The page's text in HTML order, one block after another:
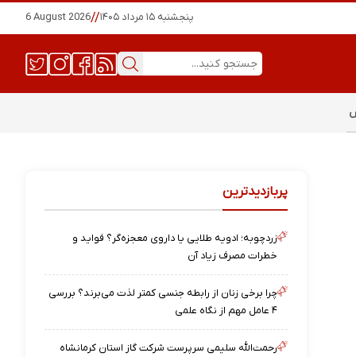
پنجشنبه ۱۵ مرداد ۱۴۰۵ //
6 August 2026
پربازدیدترین
زردچوبه؛ ادویه طلایی یا داروی معجزه‌گر؟ فواید و
خطرات مصرف زیاد آن
چرا برخی زنان از رابطه جنسی کمتر لذت می‌برند؟ بررسی
۴ عامل مهم از نگاه علمی
رحمت‌الله سلیمی سرپرست شرکت گاز استان کرمانشاه